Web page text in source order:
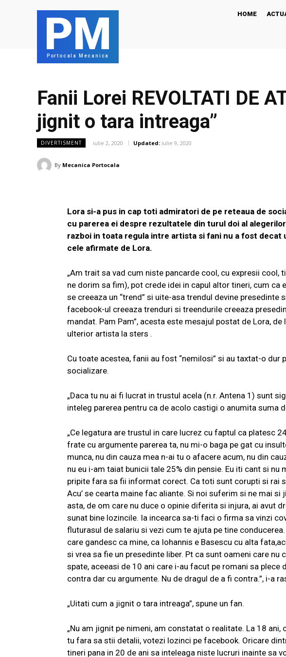
PM
Portocala Mecanica
HOME
Fanii Lorei REVOLTATI DE
jignit o tara intreaga”
DIVERTISMENT iulie 2, 2020 Updated: iulie 9, 2020
By Mecanica Portocala
Lora si-a pus in cap toti admiratori de pe reteaua de
cu parerea ei despre rezultatele din turul doi al
razboi in toata regula intre artista si fani nu a fost decat
cele afirmate de Lora.
„Am trait sa vad cum niste pancarde cool, cu expresii
ne dorim sa fim), pot crede idei in capul altor tineri, cum ca
se creeaza un “trend” si uite-asa trendul devine presedinte
facebook-ul creeaza trenduri si treendurile creeaza
mandat. Pam Pam”, acesta este mesajul postat de Lora,
ulterior artista la sters .
Cu toate acestea, fanii au fost “nemilosi” si au taxtat-o dur
socializare.
„Daca tu nu ai fi lucrat in trustul acela (n.r. Antena 1) sunt
inteleg parerea pentru ca de acolo castigi o anumita suma
„Ce legatura are trustul in care lucrez cu faptul ca platesc
frate cu argumente parerea ta, nu mi-o baga pe gat cu
munca, nu din cauza mea n-ai tu o afacere acum, nu din
nu eu i-am taiat bunicii tale 25% din pensie. Eu iti cant si
pripite fara sa fii informat corect. Ca toti sunt corupti si rai
Acu’ se cearta maine fac aliante. Si noi suferim si ne mai
asta, de om care nu duce o opinie diferita si injura, ai avut
sunat bine lozincile. Ia incearca sa-ti faci o firma sa vinzi
fluturasul de salariu si vezi cum te ajuta pe tine
care gandesc ca mine, ca Iohannis e Basescu cu alta
si vrea sa fie un presedinte liber. Pt ca sunt oameni care nu
spate, aceeasi de 10 ani care i-au facut pe romani sa plece
contra dar cu argumente. Nu de dragul de a fi contra.”, i-a
„Uitati cum a jignit o tara intreaga”, spune un fan.
„Nu am jignit pe nimeni, am constatat o realitate. La 18 ani,
tu fara sa stii detalii, votezi lozinci pe facebook. Oricare
tineri pana in 20 de ani sa inteleaga niste lucruri inainte sa